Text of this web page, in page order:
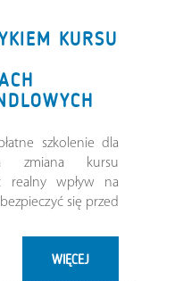
KURSU
szkolenie dla
zmiana kursu
realny wpływ na
się przed
WIĘCEJ